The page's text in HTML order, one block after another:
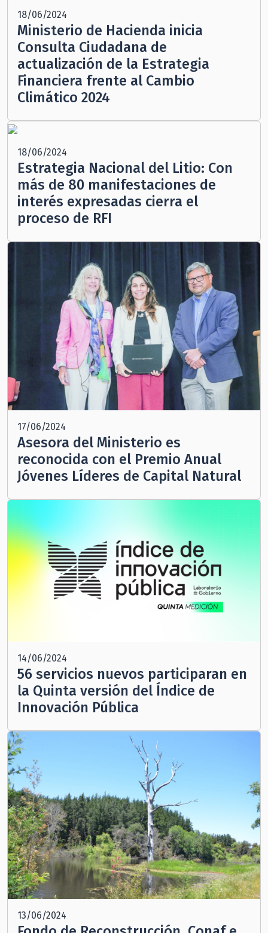
18/06/2024
Ministerio de Hacienda inicia
Consulta Ciudadana de
actualización de la Estrategia
Financiera frente al Cambio
Climático 2024
18/06/2024
Estrategia Nacional del Litio: Con
más de 80 manifestaciones de
interés expresadas cierra el
proceso de RFI
17/06/2024
Asesora del Ministerio es
reconocida con el Premio Anual
Jóvenes Líderes de Capital Natural
14/06/2024
56 servicios nuevos participaran en
la Quinta versión del Índice de
Innovación Pública
13/06/2024